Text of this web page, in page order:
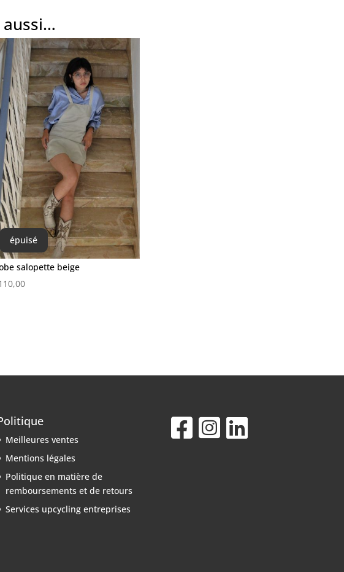
épuisé
salopette beige
Meilleures ventes
Mentions légales
Politique en matière de
remboursements et de retours
Services upcycling entreprises